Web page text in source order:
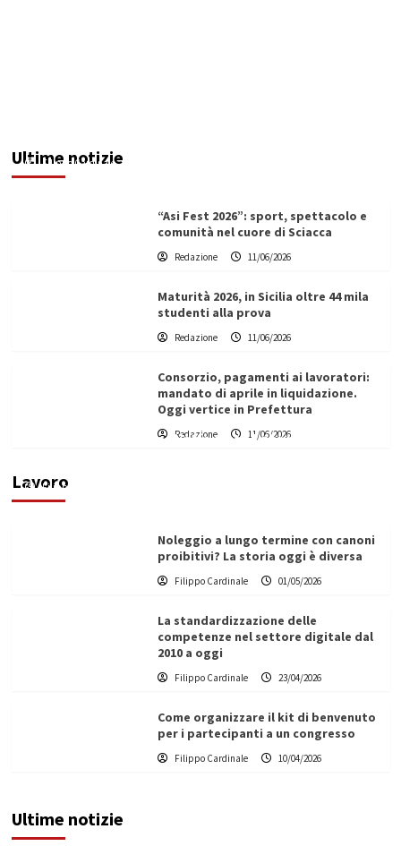
Ultime notizie
Filippo Cardinale
“Asi Fest 2026”: sport, spettacolo e
comunità nel cuore di Sciacca
Redazione 11/06/2026
Maturità 2026, in Sicilia oltre 44 mila
studenti alla prova
Redazione 11/06/2026
Consorzio, pagamenti ai lavoratori:
mandato di aprile in liquidazione.
Oggi vertice in Prefettura
Redazione 11/06/2026
Lavoro
Vino in Italia: il giro d’affari contribuisce
Filippo Cardinale
Noleggio a lungo termine con canoni
proibitivi? La storia oggi è diversa
Filippo Cardinale 01/05/2026
La standardizzazione delle
competenze nel settore digitale dal
2010 a oggi
Filippo Cardinale 23/04/2026
Come organizzare il kit di benvenuto
per i partecipanti a un congresso
Filippo Cardinale 10/04/2026
Ultime notizie